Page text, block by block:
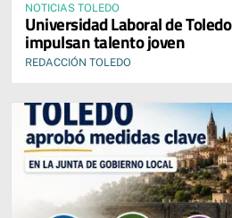
NOTICIAS TOLEDO
Universidad Laboral de
impulsan talento joven
REDACCIÓN TOLEDO